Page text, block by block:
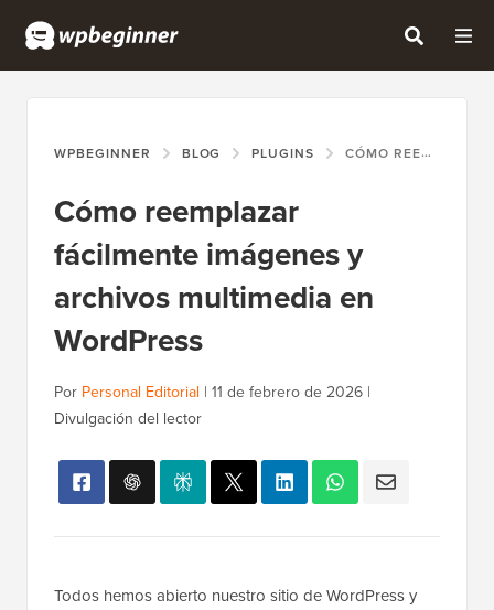
WPBEGINNER BLOG PLUGINS CÓMO REEMPLAZAR FÁCILMENTE IMÁGENES Y ARCHIVOS MULTIMEDIA EN WORDPRESS
Cómo reemplazar
fácilmente imágenes y
archivos multimedia en
WordPress
Por Personal Editorial | 11 de febrero de 2026 |
Divulgación del lector
Todos hemos abierto nuestro sitio de WordPress y